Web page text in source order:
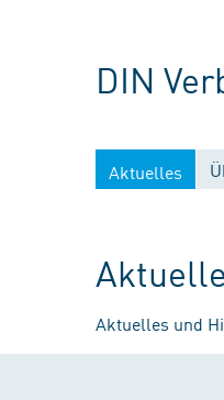
DIN
Aktuelles
Aktuelles und